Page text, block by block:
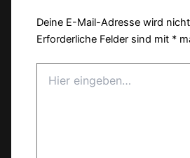
Deine E-Mail-Adresse wird
Erforderliche Felder sind mit *
eingeben…